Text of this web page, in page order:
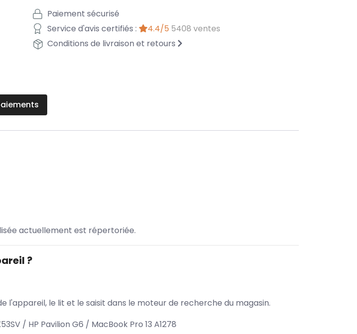
Paiement sécurisé
Service d'avis certifiés :
4.4/5 5408 ventes
Conditions de livraison et retours
actuellement est répertoriée.
?
le lit et le saisit dans le moteur de recherche du magasin.
/ HP Pavilion G6 / MacBook Pro 13 A1278